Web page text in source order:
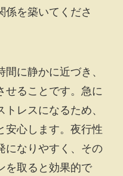
係を築いてくださ
に静かに近づき、
せることです。急に
レスになるため、
安心します。夜行性
になりやすく、その
を取ると効果的で